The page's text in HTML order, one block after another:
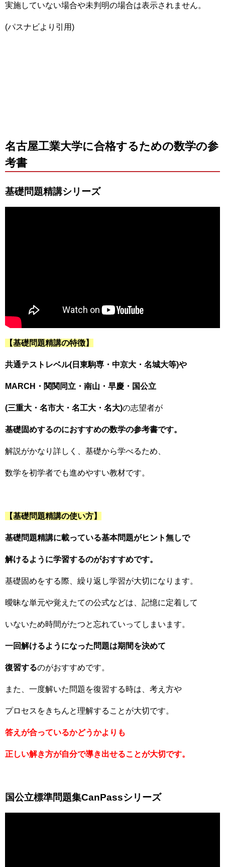
実施していない場合や未判明の場合は表示されません。
(パスナビより引用)
名古屋工業大学に合格するための数学の参
考書
基礎問題精講シリーズ
【基礎問題精講の特徴】
共通テストレベル(日東駒専・中京大・名城大等)や
MARCH・関関同立・南山・早慶・国公立
(三重大・名市大・名工大・名大)の志望者が
基礎固めするのにおすすめの数学の参考書です。
解説がかなり詳しく、基礎から学べるため、
数学を初学者でも進めやすい教材です。
【基礎問題精講の使い方】
基礎問題精講に載っている基本問題がヒント無しで
解けるように学習するのがおすすめです。
基礎固めをする際、繰り返し学習が大切になります。
曖昧な単元や覚えたての公式などは、記憶に定着して
いないため時間がたつと忘れていってしまいます。
一回解けるようになった問題は期間を決めて
復習するのがおすすめです。
また、一度解いた問題を復習する時は、考え方や
プロセスをきちんと理解することが大切です。
答えが合っているかどうかよりも
正しい解き方が自分で導き出せることが大切です。
国公立標準問題集CanPassシリーズ